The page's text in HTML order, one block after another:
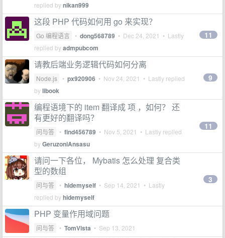
replied bynikan999
这段 PHP 代码如何用 go 来实现？
Go 编程语言 • dong568789 • Dec 24, 2021 • Lastly
replied byadmpubcom
11
请教后端业务逻辑代码如何分离
Node.js • px920906 • Nov 24, 2021 • Lastly replied
bylibook
9
编程语境下的 item 翻译成 项 ，如何？ 还
有更好的翻译吗？
问与答 • find456789 • Nov 5, 2021 • Lastly replied
byGeruzoniAnsasu
11
请问一下各位， Mybatis 怎么处理 复合类
型的数组
问与答 • hidemyself • Sep 14, 2021 • Lastly
replied byhidemyself
3
PHP 变量作用域问题
问与答 • TomVista • Sep 13, 2021